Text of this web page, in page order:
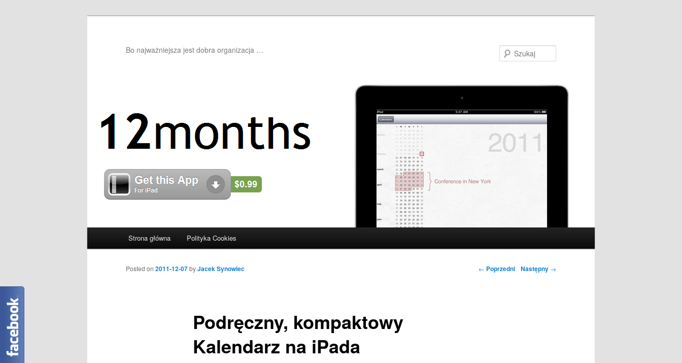
Bo najważniejsza jest dobra organizacja …
Przeskocz do tekstu
Przeskocz do widgetów
Strona główna Polityka Cookies
Nawigacja wpisu ← Poprzedni Następny →
Podręczny, kompaktowy
Kalendarz na iPada
Posted on 2011-12-07byJacek Synowiec